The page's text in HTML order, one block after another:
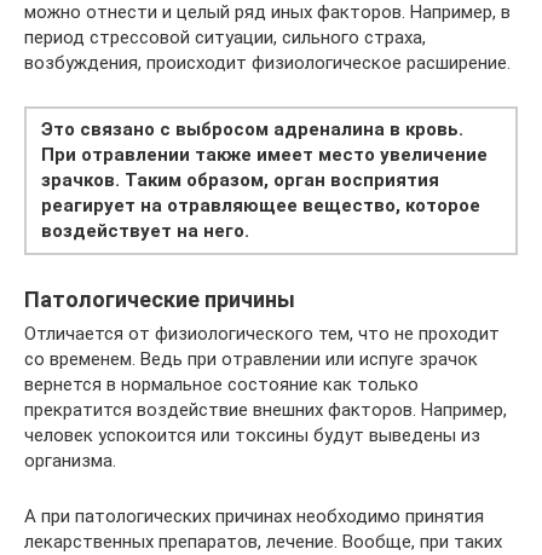
можно отнести и целый ряд иных факторов. Например, в
период стрессовой ситуации, сильного страха,
возбуждения, происходит физиологическое расширение.
Это связано с выбросом адреналина в кровь.
При отравлении также имеет место увеличение
зрачков. Таким образом, орган восприятия
реагирует на отравляющее вещество, которое
воздействует на него.
Патологические причины
Отличается от физиологического тем, что не проходит
со временем. Ведь при отравлении или испуге зрачок
вернется в нормальное состояние как только
прекратится воздействие внешних факторов. Например,
человек успокоится или токсины будут выведены из
организма.
А при патологических причинах необходимо принятия
лекарственных препаратов, лечение. Вообще, при таких